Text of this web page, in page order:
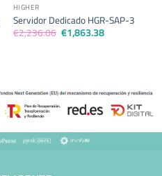
HIGHER
Servidor Dedicado HGR-SAP-3
€2,236.06 El
precio
€1,863.38Elprecio